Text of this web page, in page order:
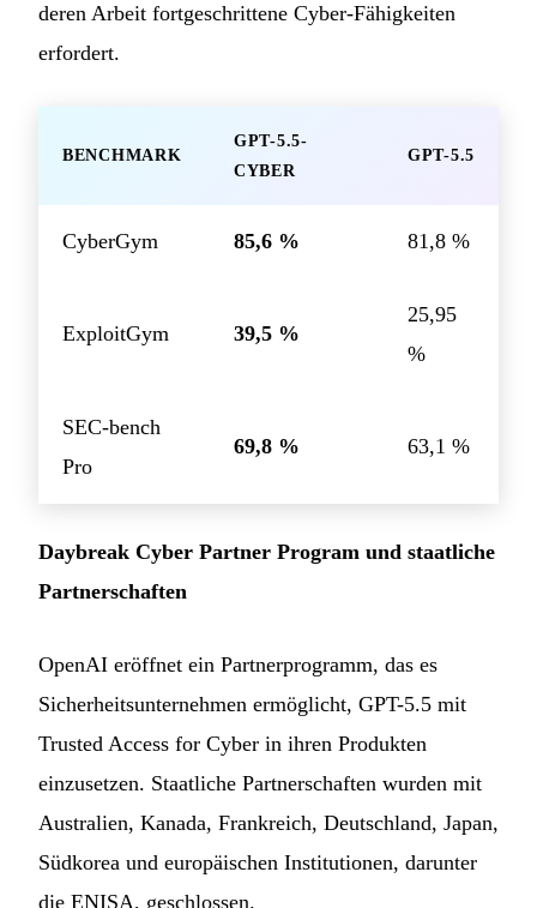
deren Arbeit fortgeschrittene Cyber-Fähigkeiten
erfordert.
BENCHMARK
GPT-5.5-
CYBER
GPT-5.5
CyberGym 85,6 % 81,8 %
ExploitGym 39,5 %
25,95
%
SEC-bench
Pro
69,8 % 63,1 %
Daybreak Cyber Partner Program und staatliche
Partnerschaften
OpenAI eröffnet ein Partnerprogramm, das es
Sicherheitsunternehmen ermöglicht, GPT-5.5 mit
Trusted Access for Cyber in ihren Produkten
einzusetzen. Staatliche Partnerschaften wurden mit
Australien, Kanada, Frankreich, Deutschland, Japan,
Südkorea und europäischen Institutionen, darunter
die ENISA, geschlossen.